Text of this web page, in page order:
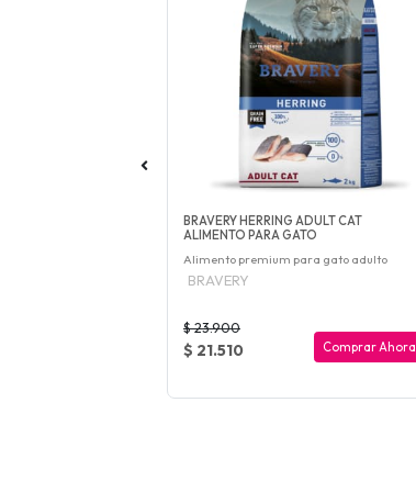
BRAVERY HERRING ADULT CAT
ALIMENTO PARA GATO
Alimento premium para gato adulto
BRAVERY
$ 23.900
$ 21.510 Comprar Ahora